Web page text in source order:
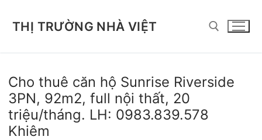
THỊ TRƯỜNG NHÀ VIỆT
Cho thuê căn hộ Sunrise Riverside
3PN, 92m2, full nội thất, 20
triệu/tháng. LH: 0983.839.578
Khiêm